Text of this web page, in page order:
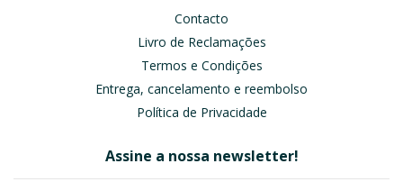
Contacto
Livro de Reclamações
Termos e Condições
Entrega, cancelamento e reembolso
Política de Privacidade
Assine a nossa newsletter!